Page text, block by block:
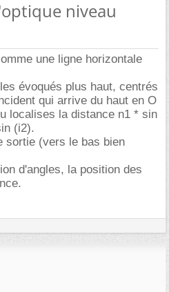
niveau
une ligne horizontale
évoqués plus haut, centrés
qui arrive du haut en O
localises la distance n1 * sin
(i2).
sortie (vers le bas bien
d'angles, la position des